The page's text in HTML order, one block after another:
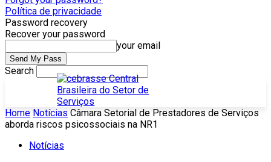
Política de privacidade
Password recovery
Recover your password
your email
Search
Home Notícias Câmara Setorial de Prestadores de Serviços
aborda riscos psicossociais na NR1
Notícias